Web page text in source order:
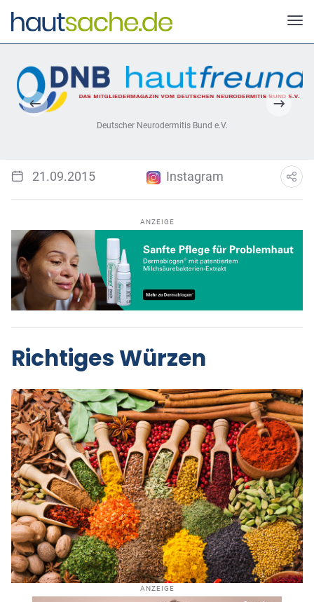
Deutscher Neurodermitis Bund e.V.
21.09.2015 Instagram
ANZEIGE
Richtiges Würzen
ANZEIGE